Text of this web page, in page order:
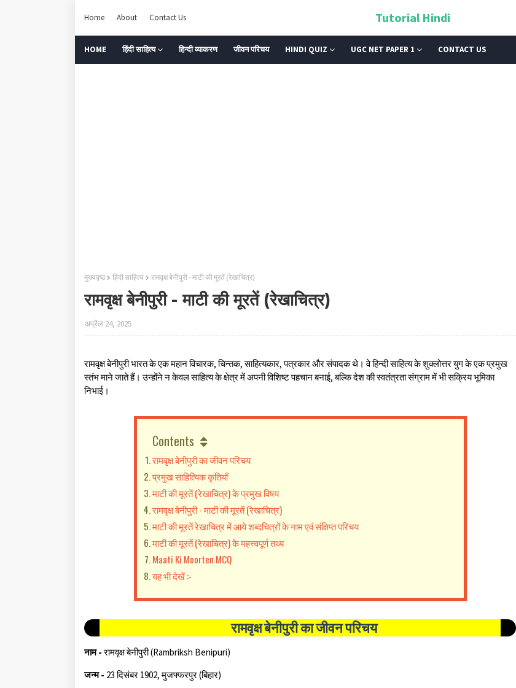
Home About Contact Us Tutorial Hindi
HOME हिंदी साहित्‍य हिन्‍दी व्‍याकरण जीवन परिचय HINDI QUIZ UGC NET PAPER 1 CONTACT US
मुख्यपृष्ठ हिंदी साहित्‍य रामवृक्ष बेनीपुरी - माटी की मूरतें (रेखाचित्र)
रामवृक्ष बेनीपुरी - माटी की मूरतें (रेखाचित्र)
अप्रैल 24, 2025
रामवृक्ष बेनीपुरी भारत के एक महान विचारक, चिन्तक, साहित्यकार, पत्रकार और संपादक थे। वे हिन्दी साहित्य के शुक्लोत्तर युग के एक प्रमुख
स्तंभ माने जाते हैं। उन्होंने न केवल साहित्य के क्षेत्र में अपनी विशिष्ट पहचान बनाई, बल्कि देश की स्वतंत्रता संग्राम में भी सक्रिय भूमिका
निभाई।
Contents
रामवृक्ष बेनीपुरी का जीवन परिचय
प्रमुख साहित्यिक कृतियाँ
माटी की मूरतें (रेखाचित्र) के प्रमुख विषय
रामवृक्ष बेनीपुरी - माटी की मूरतें (रेखाचित्र)
माटी की मूरतें रेखाचित्र में आये शब्दचित्रों के नाम एवं संक्षिप्त परिचय
माटी की मूरतें (रेखाचित्र) के महत्त्वपूर्ण तथ्य
Maati Ki Moorten MCQ
यह भी देखें :-
रामवृक्ष बेनीपुरी का जीवन परिचय
नाम -रामवृक्ष बेनीपुरी (Rambriksh Benipuri)
जन्म - 23 दिसंबर 1902, मुजफ्फरपुर (बिहार)